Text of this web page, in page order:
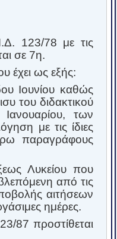
123/78 με τις
σε 7η.
έχει ως εξής:
Ιουνίου καθώς
του διδακτικού
Ιανουαρίου, των
με τις ίδιες
παραγράφους
Λυκείου που
από τις
αιτήσεων
ημέρες.
87 προστίθεται